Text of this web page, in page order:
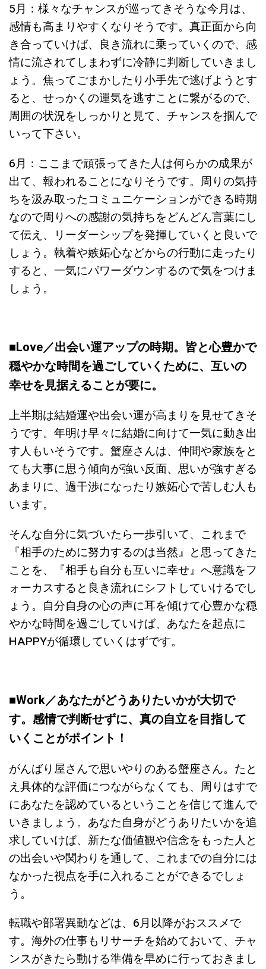
5月：様々なチャンスが巡ってきそうな今月は、
感情も高まりやすくなりそうです。真正面から向
き合っていけば、良き流れに乗っていくので、感
情に流されてしまわずに冷静に判断していきまし
ょう。焦ってごまかしたり小手先で逃げようとす
ると、せっかくの運気を逃すことに繋がるので、
周囲の状況をしっかりと見て、チャンスを掴んで
いって下さい。
6月：ここまで頑張ってきた人は何らかの成果が
出て、報われることになりそうです。周りの気持
ちを汲み取ったコミュニケーションができる時期
なので周りへの感謝の気持ちをどんどん言葉にし
て伝え、リーダーシップを発揮していくと良いで
しょう。執着や嫉妬心などからの行動に走ったり
すると、一気にパワーダウンするので気をつけま
しょう。
■Love／出会い運アップの時期。皆と心豊かで
穏やかな時間を過ごしていくために、互いの
幸せを見据えることが要に。
上半期は結婚運や出会い運が高まりを見せてきそ
うです。年明け早々に結婚に向けて一気に動き出
す人もいそうです。蟹座さんは、仲間や家族をと
ても大事に思う傾向が強い反面、思いが強すぎる
あまりに、過干渉になったり嫉妬心で苦しむ人も
います。
そんな自分に気づいたら一歩引いて、これまで
『相手のために努力するのは当然』と思ってきた
ことを、『相手も自分も互いに幸せ』へ意識をフ
ォーカスすると良き流れにシフトしていけるでし
ょう。自分自身の心の声に耳を傾けて心豊かな穏
やかな時間を過ごしていけば、あなたを起点に
HAPPYが循環していくはずです。
■Work／あなたがどうありたいかが大切で
す。感情で判断せずに、真の自立を目指して
いくことがポイント！
がんばり屋さんで思いやりのある蟹座さん。たと
え具体的な評価につながらなくても、周りはすで
にあなたを認めているということを信じて進んで
いきましょう。あなた自身がどうありたいかを追
求していけば、新たな価値観や信念をもった人と
の出会いや関わりを通して、これまでの自分には
なかった視点を手に入れることができるでしょ
う。
転職や部署異動などは、6月以降がおススメで
す。海外の仕事もリサーチを始めておいて、チャ
ンスがきたら動ける準備を早めに行っておきまし